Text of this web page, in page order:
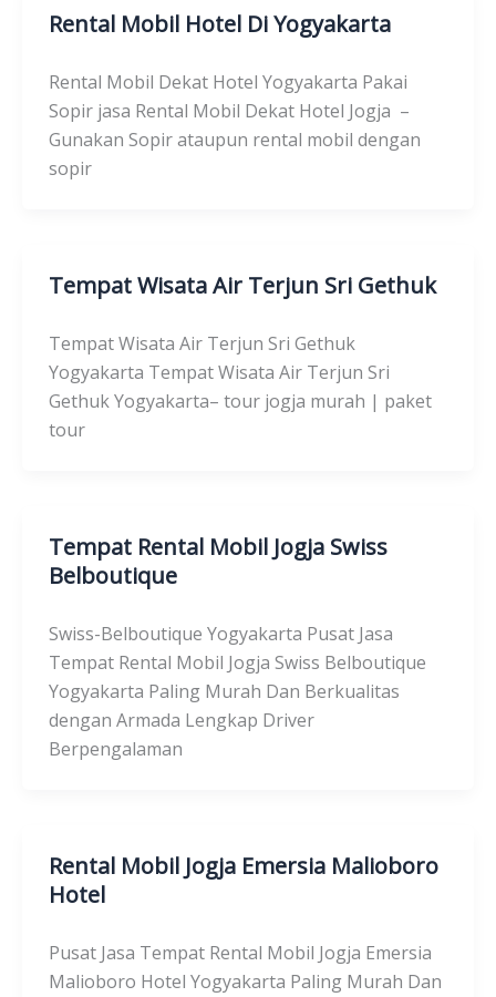
Rental Mobil Hotel Di Yogyakarta
Rental Mobil Dekat Hotel Yogyakarta Pakai
Sopir jasa Rental Mobil Dekat Hotel Jogja –
Gunakan Sopir ataupun rental mobil dengan
sopir
Tempat Wisata Air Terjun Sri Gethuk
Tempat Wisata Air Terjun Sri Gethuk
Yogyakarta Tempat Wisata Air Terjun Sri
Gethuk Yogyakarta– tour jogja murah | paket
tour
Tempat Rental Mobil Jogja Swiss
Belboutique
Swiss-Belboutique Yogyakarta Pusat Jasa
Tempat Rental Mobil Jogja Swiss Belboutique
Yogyakarta Paling Murah Dan Berkualitas
dengan Armada Lengkap Driver
Berpengalaman
Rental Mobil Jogja Emersia Malioboro
Hotel
Pusat Jasa Tempat Rental Mobil Jogja Emersia
Malioboro Hotel Yogyakarta Paling Murah Dan